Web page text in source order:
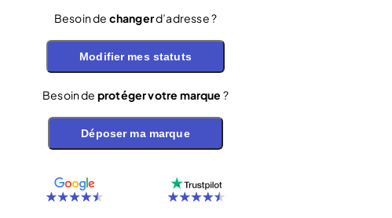
Besoin de changerd’adresse ?
Modifier mes statuts
Besoin de protéger votre marque ?
Déposer ma marque